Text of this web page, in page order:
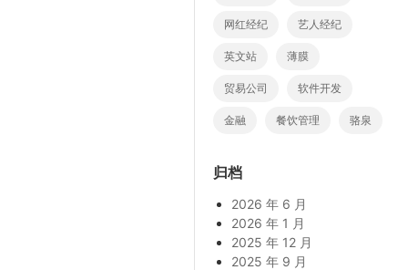
网红经纪 艺人经纪
英文站 薄膜
贸易公司 软件开发
金融 餐饮管理 骆泉
归档
2026 年 6 月
2026 年 1 月
2025 年 12 月
2025 年 9 月